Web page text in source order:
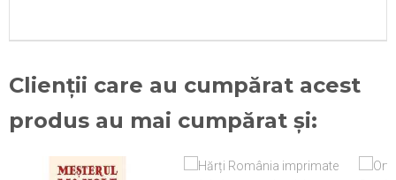
Clienții care au cumpărat acest
produs au mai cumpărat și: